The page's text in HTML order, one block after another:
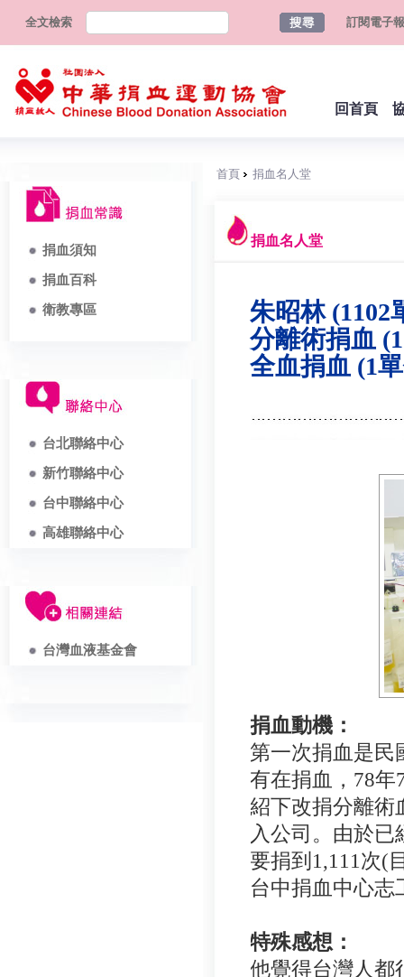
全文檢索 訂閱電子報
回首頁
捐血須知
捐血百科
衛教專區
台北聯絡中心
新竹聯絡中心
台中聯絡中心
高雄聯絡中心
台灣血液基金會
首頁 捐血名人堂
捐血名人堂
朱昭林 (1102
分離術捐血
全血捐血 (1
捐血動機：
第一次捐血是民
有在捐血，78
紹下改捐分離術
入公司。由於
要捐到1,111次(
台中捐血中心志
特殊感想：
他覺得台灣人都